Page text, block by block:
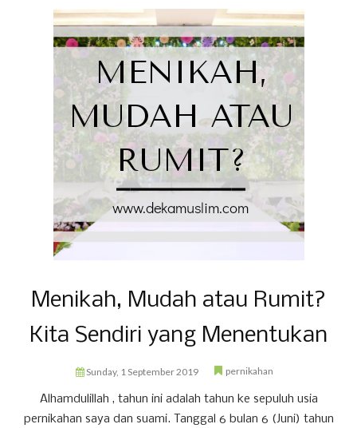
Menikah, Mudah atau Rumit?
Kita Sendiri yang Menentukan
Sunday, 1 September 2019 pernikahan
Alhamdulillah , tahun ini adalah tahun ke sepuluh usia
pernikahan saya dan suami. Tanggal 6 bulan 6 (Juni) tahun